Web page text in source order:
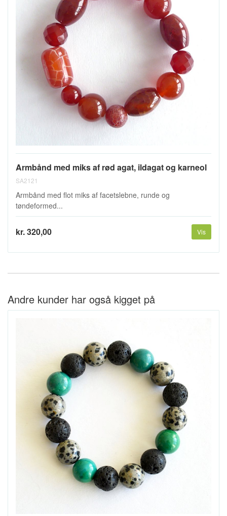
Armbånd med miks af rød agat, ildagat og karneol
SA2121
Armbånd med flot miks af facetslebne, runde og
tøndeformed...
kr. 320,00 Vis
Andre kunder har også kigget på